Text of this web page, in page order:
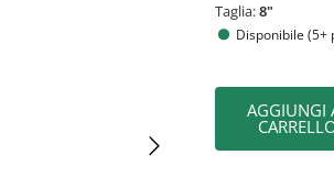
Taglia:8"
Disponibile (5+
AGGIUNGI